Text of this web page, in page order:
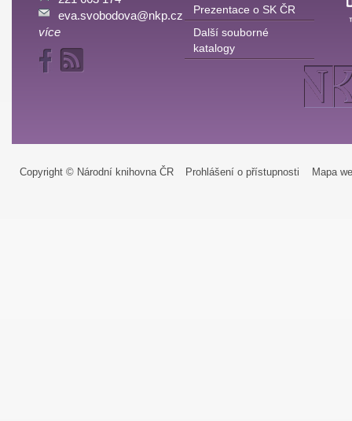
eva.svobodova@nkp.cz
více
Prezentace o SK ČR
Další souborné
katalogy
Copyright © Národní knihovna ČR Prohlášení o přístupnosti Mapa